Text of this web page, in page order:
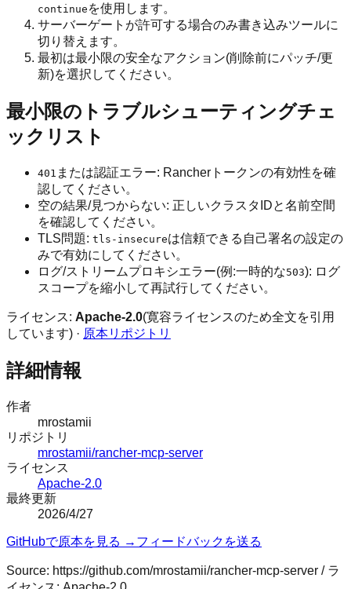
continue を使用します。
サーバーゲートが許可する場合のみ書き込みツールに
切り替えます。
最初は最小限の安全なアクション(削除前にパッチ/更
新)を選択してください。
最小限のトラブルシューティングチェ
ックリスト
401 または認証エラー: Rancherトークンの有効性を確
認してください。
空の結果/見つからない: 正しいクラスタIDと名前空間
を確認してください。
TLS問題: tls-insecureは信頼できる自己署名の設定の
みで有効にしてください。
ログ/ストリームプロキシエラー(例:一時的な503): ログ
スコープを縮小して再試行してください。
ライセンス: Apache-2.0(寛容ライセンスのため全文を引用
しています) · 原本リポジトリ
詳細情報
作者
mrostamii
リポジトリ
mrostamii/rancher-mcp-server
ライセンス
Apache-2.0
最終更新
2026/4/27
GitHubで原本を見る → フィードバックを送る
Source: https://github.com/mrostamii/rancher-mcp-server / ラ